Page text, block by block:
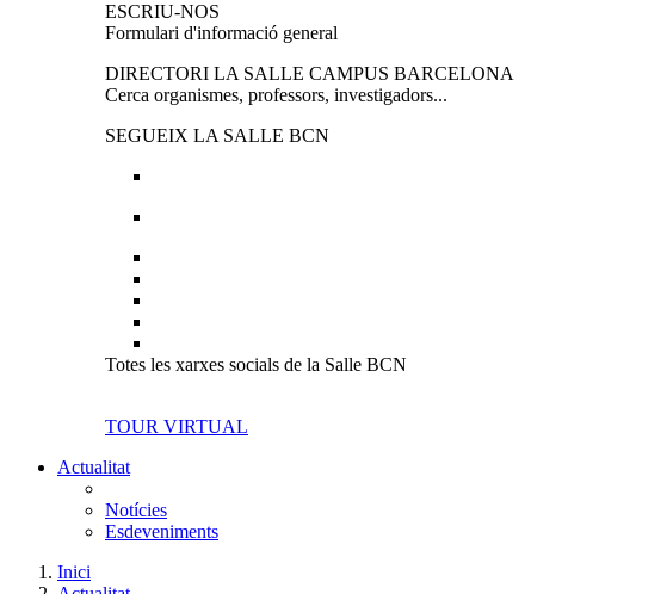
ESCRIU-NOS
Formulari d'informació general
DIRECTORI LA SALLE CAMPUS BARCELONA
Cerca organismes, professors, investigadors...
SEGUEIX LA SALLE BCN
Totes les xarxes socials de la Salle BCN
TOUR VIRTUAL
Actualitat
Notícies
Esdeveniments
Inici